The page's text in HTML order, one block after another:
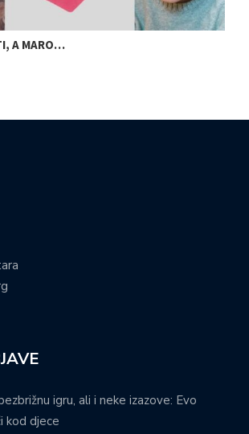
A MARO…
igru, ali i neke izazove: Evo
kod djece